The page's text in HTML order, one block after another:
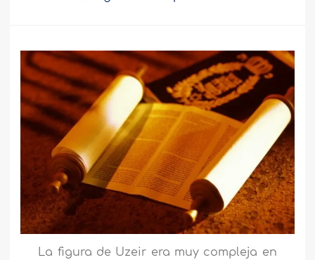
La figura de Uzeir era muy compleja en